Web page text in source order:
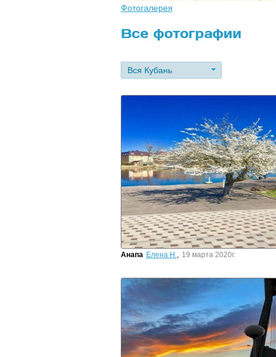
Фотогалерея
Все фотографии
Вся Кубань
Анапа Елена Н., 19 марта 2020г.